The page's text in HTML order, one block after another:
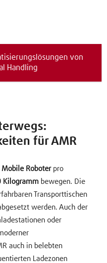
von
Handling
für AMR
Roboterpro
Kilogramm bewegen. Die
Transporttischen
werden. Auch der
oder
auch in belebten
Ladezonen